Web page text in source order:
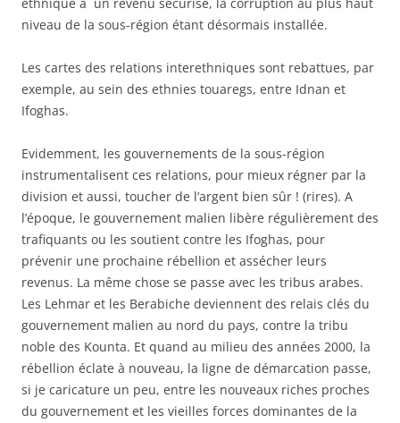
niveau de la sous-région étant désormais installée.
Les cartes des relations interethniques sont rebattues, par
exemple, au sein des ethnies touaregs, entre Idnan et
Ifoghas.
Evidemment, les gouvernements de la sous-région
instrumentalisent ces relations, pour mieux régner par la
division et aussi, toucher de l’argent bien sûr ! (rires). A
l’époque, le gouvernement malien libère régulièrement des
trafiquants ou les soutient contre les Ifoghas, pour
prévenir une prochaine rébellion et assécher leurs
revenus. La même chose se passe avec les tribus arabes.
Les Lehmar et les Berabiche deviennent des relais clés du
gouvernement malien au nord du pays, contre la tribu
noble des Kounta. Et quand au milieu des années 2000, la
rébellion éclate à nouveau, la ligne de démarcation passe,
si je caricature un peu, entre les nouveaux riches proches
du gouvernement et les vieilles forces dominantes de la